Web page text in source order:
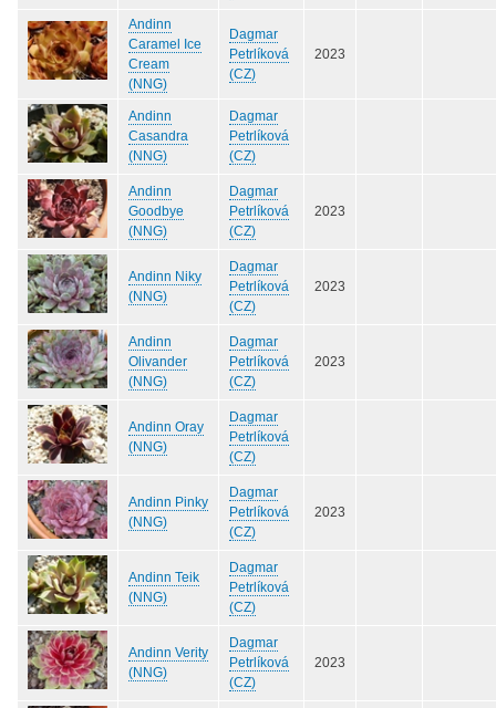
Andinn
Caramel Ice
Cream
(NNG)
Dagmar
Petrlíková
(CZ)
2023
Andinn
Casandra
(NNG)
Dagmar
Petrlíková
(CZ)
Andinn
Goodbye
(NNG)
Dagmar
Petrlíková
(CZ)
2023
Andinn Niky
(NNG)
Dagmar
Petrlíková
(CZ)
2023
Andinn
Olivander
(NNG)
Dagmar
Petrlíková
(CZ)
2023
Andinn Oray
(NNG)
Dagmar
Petrlíková
(CZ)
Andinn Pinky
(NNG)
Dagmar
Petrlíková
(CZ)
2023
Andinn Teik
(NNG)
Dagmar
Petrlíková
(CZ)
Andinn Verity
(NNG)
Dagmar
Petrlíková
(CZ)
2023